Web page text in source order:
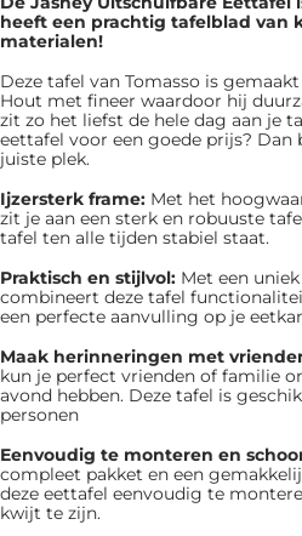
heeft een prachtig tafelblad van
materialen!
Deze tafel van Tomasso is
Hout met fineer waardoor hij
zit zo het liefst de hele dag aan je
eettafel voor een goede prijs? Dan
juiste plek.
Ijzersterk frame: Met het
zit je aan een sterk en robuuste
tafel ten alle tijden stabiel staat.
Praktisch en stijlvol: Met een
combineert deze tafel
een perfecte aanvulling op je
Maak herinneringen met
kun je perfect vrienden of familie
avond hebben. Deze tafel is
personen
Eenvoudig te monteren en
compleet pakket en een
deze eettafel eenvoudig te
kwijt te zijn.